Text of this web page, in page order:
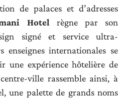
de palaces et d’adresses
Hotel règne par son
signé et service ultra-
enseignes internationales se
une expérience hôtelière de
ville rassemble ainsi, à
une palette de grands noms